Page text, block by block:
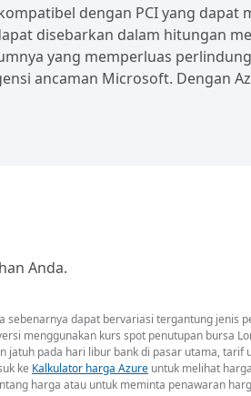
dengan PCI yang dapat
disebarkan dalam hitungan
yang memperluas
ancaman Microsoft. Dengan
Anda.
dapat bervariasi tergantung jenis
menggunakan kurs spot penutupan bursa
pada hari libur bank di pasar utama,
ke Kalkulator harga Azure untuk melihat
harga atau untuk meminta penawaran